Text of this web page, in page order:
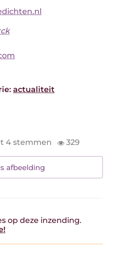
actualiteit
4 stemmen 329
afbeelding
op deze inzending.